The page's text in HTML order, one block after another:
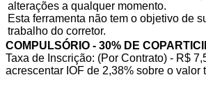
alterações a qualquer momento.
Esta ferramenta não tem o objetivo de
trabalho do corretor.
COMPULSÓRIO - 30% DE
Taxa de Inscrição: (Por Contrato) - R$
acrescentar IOF de 2,38% sobre o valor